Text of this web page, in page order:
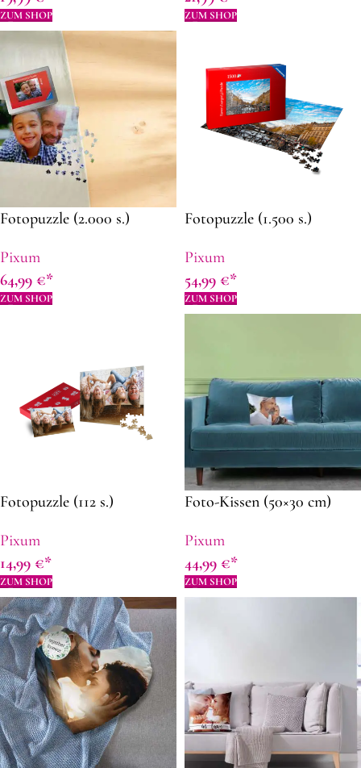
ZUM SHOP ZUM SHOP
Fotopuzzle (2.000 s.)
Pixum
64,99 €
ZUM SHOP
Fotopuzzle (1.500 s.)
Pixum
54,99 €
ZUM SHOP
Fotopuzzle (112 s.)
Pixum
14,99 €
ZUM SHOP
Foto-Kissen (50×30 cm)
Pixum
44,99 €
ZUM SHOP